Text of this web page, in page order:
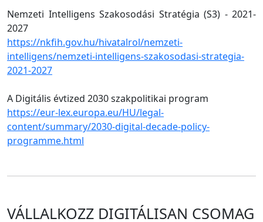
Nemzeti Intelligens Szakosodási Stratégia (S3) - 2021-
2027
https://nkfih.gov.hu/hivatalrol/nemzeti-
intelligens/nemzeti-intelligens-szakosodasi-strategia-
2021-2027
A Digitális évtized 2030 szakpolitikai program
https://eur-lex.europa.eu/HU/legal-
content/summary/2030-digital-decade-policy-
programme.html
VÁLLALKOZZ DIGITÁLISAN CSOMAG